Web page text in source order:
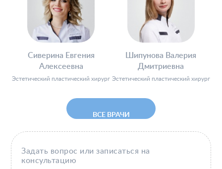
Сиверина Евгения
Алексеевна
Эстетический пластический хирург
Шипунова Валерия
Дмитриевна
Эстетический пластический хирург
ВСЕ ВРАЧИ
Задать вопрос или записаться на
консультацию